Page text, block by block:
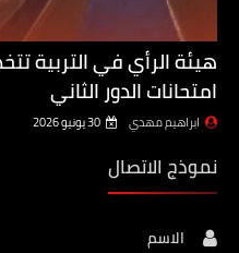
هيئة الرأي في التربية
امتحانات الدور الثاني
ابراهيم مهدي 30 يونيو 2026
نموذج الاتصال
الاسم